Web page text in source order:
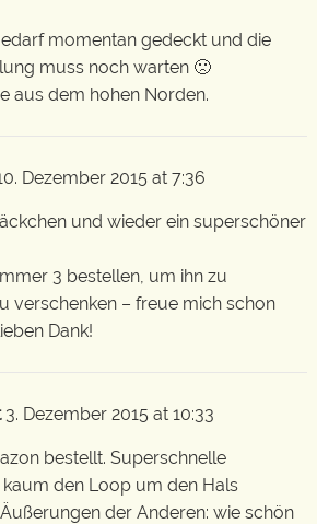
momentan gedeckt und die
muss noch warten 🙁
aus dem hohen Norden.
Dezember 2015 at 7:36
und wieder ein superschöner
3 bestellen, um ihn zu
verschenken – freue mich schon
Dank!
3. Dezember 2015 at 10:33
bestellt. Superschnelle
den Loop um den Hals
der Anderen: wie schön